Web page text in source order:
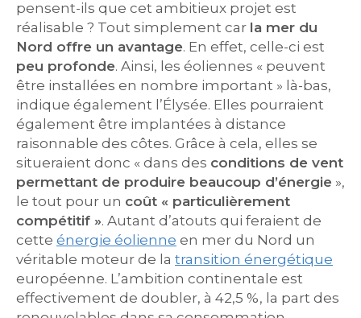
pensent-ils que cet ambitieux projet est
réalisable ? Tout simplement car la mer du
Nord offre un avantage. En effet, celle-ci est
peu profonde. Ainsi, les éoliennes « peuvent
être installées en nombre important » là-bas,
indique également l’Élysée. Elles pourraient
également être implantées à distance
raisonnable des côtes. Grâce à cela, elles se
situeraient donc « dans des conditions de vent
permettant de produire beaucoup d’énergie »,
le tout pour un coût « particulièrement
compétitif ». Autant d’atouts qui feraient de
cette énergie éolienne en mer du Nord un
véritable moteur de la transition énergétique
européenne. L’ambition continentale est
effectivement de doubler, à 42,5 %, la part des